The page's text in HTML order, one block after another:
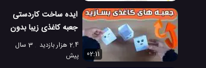
ایده ساخت کاردستی
جعبه کاغذی زیبا بدون
چسب و قیچی
2.4 هزار بازدید
3 سال
پیش
02:11